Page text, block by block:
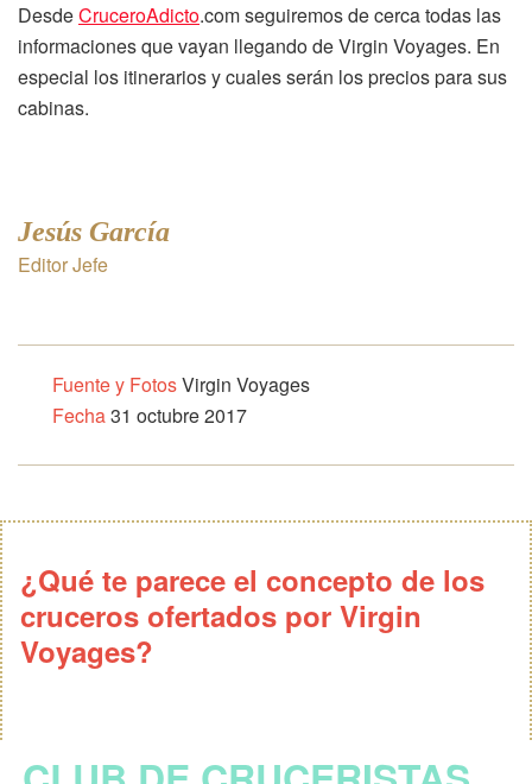
DesdeCruceroAdicto.com seguiremos de cerca todas las
informaciones que vayan llegando de Virgin Voyages. En
especial los itinerarios y cuales serán los precios para sus
cabinas.
Jesús García
Editor Jefe
Fuente y FotosVirgin Voyages
Fecha31 octubre 2017
¿Qué te parece el concepto de los
cruceros ofertados por Virgin
Voyages?